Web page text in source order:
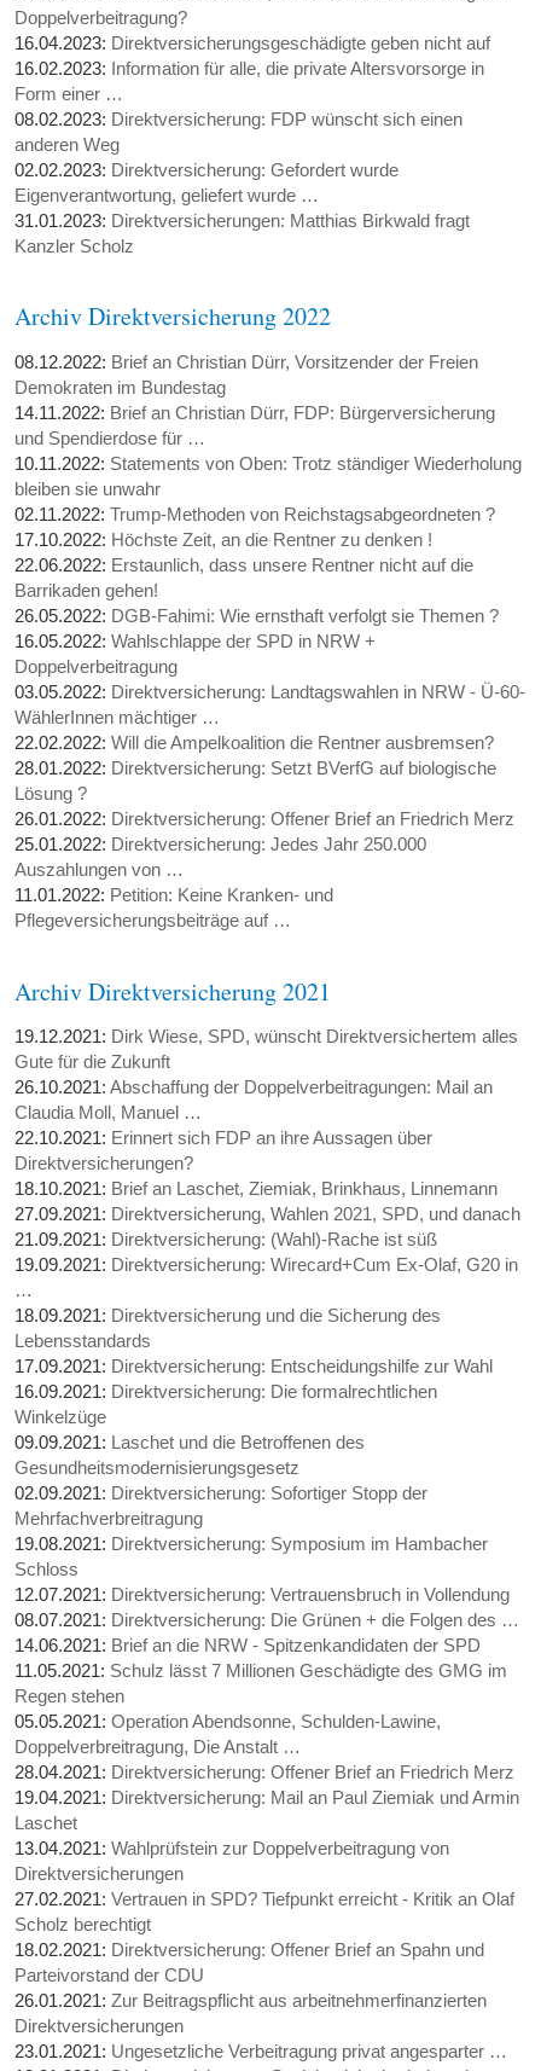
Doppelverbeitragung?
16.04.2023: Direktversicherungsgeschädigte geben nicht auf
16.02.2023: Information für alle, die private Altersvorsorge in
Form einer …
08.02.2023: Direktversicherung: FDP wünscht sich einen
anderen Weg
02.02.2023: Direktversicherung: Gefordert wurde
Eigenverantwortung, geliefert wurde …
31.01.2023: Direktversicherungen: Matthias Birkwald fragt
Kanzler Scholz
Archiv Direktversicherung 2022
08.12.2022: Brief an Christian Dürr, Vorsitzender der Freien
Demokraten im Bundestag
14.11.2022: Brief an Christian Dürr, FDP: Bürgerversicherung
und Spendierdose für …
10.11.2022: Statements von Oben: Trotz ständiger Wiederholung
bleiben sie unwahr
02.11.2022:Trump-Methoden von Reichstagsabgeordneten ?
17.10.2022: Höchste Zeit, an die Rentner zu denken !
22.06.2022: Erstaunlich, dass unsere Rentner nicht auf die
Barrikaden gehen!
26.05.2022: DGB-Fahimi: Wie ernsthaft verfolgt sie Themen ?
16.05.2022:Wahlschlappe der SPD in NRW +
Doppelverbeitragung
03.05.2022: Direktversicherung: Landtagswahlen in NRW - Ü-60-
WählerInnen mächtiger …
22.02.2022:Will die Ampelkoalition die Rentner ausbremsen?
28.01.2022: Direktversicherung: Setzt BVerfG auf biologische
Lösung ?
26.01.2022: Direktversicherung: Offener Brief an Friedrich Merz
25.01.2022: Direktversicherung: Jedes Jahr 250.000
Auszahlungen von …
11.01.2022: Petition: Keine Kranken- und
Pflegeversicherungsbeiträge auf …
Archiv Direktversicherung 2021
19.12.2021: Dirk Wiese, SPD, wünscht Direktversichertem alles
Gute für die Zukunft
26.10.2021:Abschaffung der Doppelverbeitragungen: Mail an
Claudia Moll, Manuel …
22.10.2021: Erinnert sich FDP an ihre Aussagen über
Direktversicherungen?
18.10.2021: Brief an Laschet, Ziemiak, Brinkhaus, Linnemann
27.09.2021: Direktversicherung, Wahlen 2021, SPD, und danach
21.09.2021: Direktversicherung: (Wahl)-Rache ist süß
19.09.2021: Direktversicherung: Wirecard+Cum Ex-Olaf, G20 in
…
18.09.2021: Direktversicherung und die Sicherung des
Lebensstandards
17.09.2021: Direktversicherung: Entscheidungshilfe zur Wahl
16.09.2021: Direktversicherung: Die formalrechtlichen
Winkelzüge
09.09.2021: Laschet und die Betroffenen des
Gesundheitsmodernisierungsgesetz
02.09.2021: Direktversicherung: Sofortiger Stopp der
Mehrfachverbreitragung
19.08.2021: Direktversicherung: Symposium im Hambacher
Schloss
12.07.2021: Direktversicherung: Vertrauensbruch in Vollendung
08.07.2021: Direktversicherung: Die Grünen + die Folgen des …
14.06.2021: Brief an die NRW - Spitzenkandidaten der SPD
11.05.2021: Schulz lässt 7 Millionen Geschädigte des GMG im
Regen stehen
05.05.2021:Operation Abendsonne, Schulden-Lawine,
Doppelverbreitragung, Die Anstalt …
28.04.2021: Direktversicherung: Offener Brief an Friedrich Merz
19.04.2021: Direktversicherung: Mail an Paul Ziemiak und Armin
Laschet
13.04.2021:Wahlprüfstein zur Doppelverbeitragung von
Direktversicherungen
27.02.2021:Vertrauen in SPD? Tiefpunkt erreicht - Kritik an Olaf
Scholz berechtigt
18.02.2021: Direktversicherung: Offener Brief an Spahn und
Parteivorstand der CDU
26.01.2021:Zur Beitragspflicht aus arbeitnehmerfinanzierten
Direktversicherungen
23.01.2021: Ungesetzliche Verbeitragung privat angesparter …